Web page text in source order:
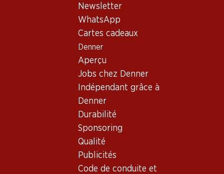
Newsletter
WhatsApp
Cartes cadeaux
Denner
Aperçu
Jobs chez Denner
Indépendant grâce à
Denner
Durabilité
Sponsoring
Qualité
Publicités
Code de conduite et
Bon à savoir